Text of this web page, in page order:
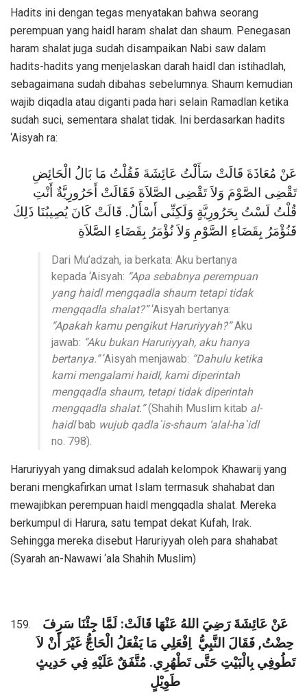
Hadits ini dengan tegas menyatakan bahwa seorang
perempuan yang haidl haram shalat dan shaum. Penegasan
haram shalat juga sudah disampaikan Nabi saw dalam
hadits-hadits yang menjelaskan darah haidl dan istihadlah,
sebagaimana sudah dibahas sebelumnya. Shaum kemudian
wajib diqadla atau diganti pada hari selain Ramadlan ketika
sudah suci, sementara shalat tidak. Ini berdasarkan hadits
‘Aisyah ra:
عَنْ مُعَاذَةَ قَالَتْ سَأَلْتُ عَائِشَةَ فَقُلْتُ مَا بَالُ الْحَائِضِ
تَقْضِى الصَّوْمَ وَلاَ تَقْضِى الصَّلاَةَ فَقَالَتْ أَحَرُورِيَّةٌ أَنْتِ
قُلْتُ لَسْتُ بِحَرُورِيَّةٍ وَلَكِنِّى أَسْأَلُ. قَالَتْ كَانَ يُصِيبُنَا ذَلِكَ
فَنُؤْمَرُ بِقَضَاءِ الصَّوْمِ وَلاَ نُؤْمَرُ بِقَضَاءِ الصَّلاَةِ
Dari Mu’adzah, ia berkata: Aku bertanya
kepada ‘Aisyah: “Apa sebabnya perempuan
yang haidl mengqadla shaum tetapi tidak
mengqadla shalat?”‘Aisyah bertanya:
“Apakah kamu pengikut Haruriyyah?”Aku
jawab: “Aku bukan Haruriyyah, aku hanya
bertanya.”‘Aisyah menjawab: “Dahulu ketika
kami mengalami haidl, kami diperintah
mengqadla shaum, tetapi tidak diperintah
mengqadla shalat.”(Shahih Muslim kitab al-
haidl bab wujub qadla`is-shaum ‘alal-ha`idl
no. 798).
Haruriyyah yang dimaksud adalah kelompok Khawarij yang
berani mengkafirkan umat Islam termasuk shahabat dan
mewajibkan perempuan haidl mengqadla shalat. Mereka
berkumpul di Harura, satu tempat dekat Kufah, Irak.
Sehingga mereka disebut Haruriyyah oleh para shahabat
(Syarah an-Nawawi ‘ala Shahih Muslim)
عَنْ عَائِشَةَ رَضِيَ اللهُ عَنْهَا قَالَتْ: لَمَّا جِئْنَا سَرِفَ
حِضْتُ, فَقَالَ النَّبِيُّ
اِفْعَلِي مَا يَفْعَلُ الْحَاجُّ غَيْرَ أَنْ لاَ
تَطُوفِي بِالْبَيْتِ حَتَّى تَطْهُرِي. مُتَّفَقٌ عَلَيْهِ فِي حَدِيثٍ
طَوِيْلٍ